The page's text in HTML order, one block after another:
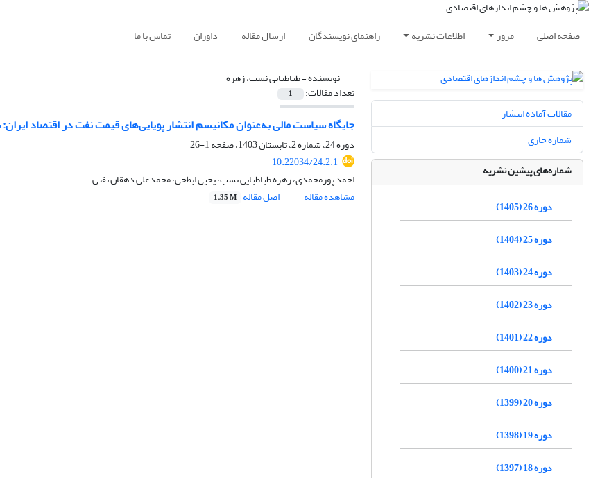
صفحه اصلی مرور اطلاعات نشریه راهنمای نویسندگان ارسال مقاله داوران تماس با ما
نویسنده =طباطبایی نسب، زهره
تعداد مقالات: 1
جایگاه سیاست مالی به‌عنوان مکانیسم انتشار پویایی‌های قیمت نفت در اقتصاد
دوره 24، شماره 2، تابستان 1403، صفحه
1-26
10.22034/24.2.1
احمد پورمحمدی، زهره طباطبایی نسب، یحیی ابطحی، محمدعلی دهقان تفتی
مشاهده مقاله
اصل مقاله 1.35 M
مقالات آماده انتشار
شماره جاری
شماره‌های پیشین نشریه
دوره 26 (1405)
دوره 25 (1404)
دوره 24 (1403)
دوره 23 (1402)
دوره 22 (1401)
دوره 21 (1400)
دوره 20 (1399)
دوره 19 (1398)
دوره 18 (1397)